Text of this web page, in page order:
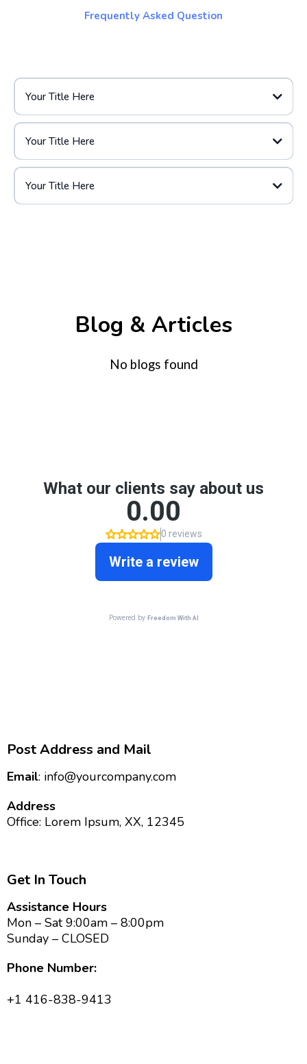
Frequently Asked Question
Your Title Here
Your Title Here
Your Title Here
Blog & Articles
No blogs found
Post Address and Mail
Email: info@yourcompany.com
Address
Office: Lorem Ipsum, XX, 12345
Get In Touch
Assistance Hours
Mon – Sat 9:00am – 8:00pm
Sunday – CLOSED
Phone Number:
+1 416-838-9413